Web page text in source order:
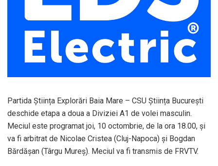
Partida Știința Explorări Baia Mare – CSU Știința București
deschide etapa a doua a Diviziei A1 de volei masculin.
Meciul este programat joi, 10 octombrie, de la ora 18.00, și
va fi arbitrat de Nicolae Cristea (Cluj-Napoca) și Bogdan
Bărdășan (Târgu Mureș). Meciul va fi transmis de FRVTV.